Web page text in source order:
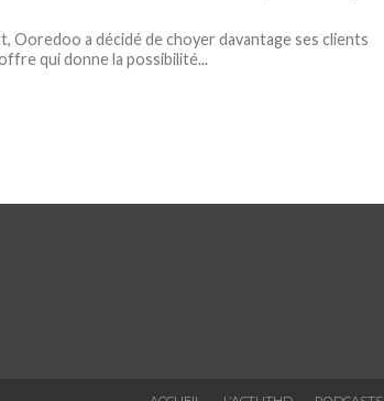
Ooredoo a décidé de choyer davantage ses clients
qui donne la possibilité...